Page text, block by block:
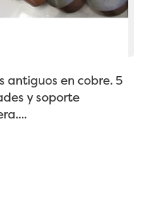
antiguos en cobre. 5
y soporte